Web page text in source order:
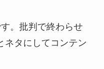
。批判で終わらせ
ネタにしてコンテン